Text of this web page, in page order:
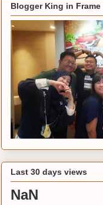
Blogger King in Frame
Last 30 days views
NaN